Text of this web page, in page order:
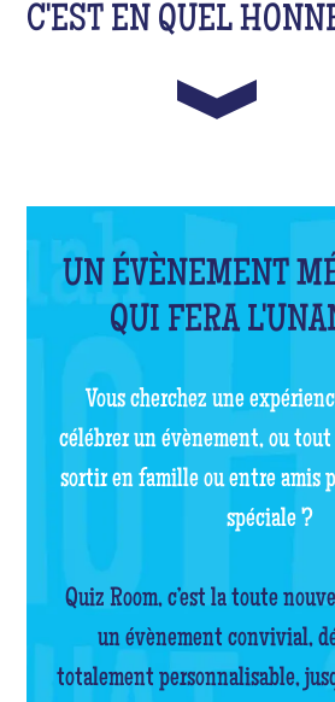
C'EST EN QUEL
UN ÉVÈNEMENT
QUI FERA
Vous cherchez une
célébrer un évènement, ou
sortir en famille ou entre amis
spéciale ?
Quiz Room, c’est la toute
un évènement convivial,
totalement personnalisable,